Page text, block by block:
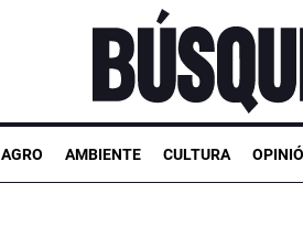
AGRO AMBIENTE CULTURA